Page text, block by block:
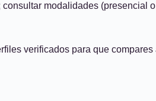
modalidades (presencial
verificados para que